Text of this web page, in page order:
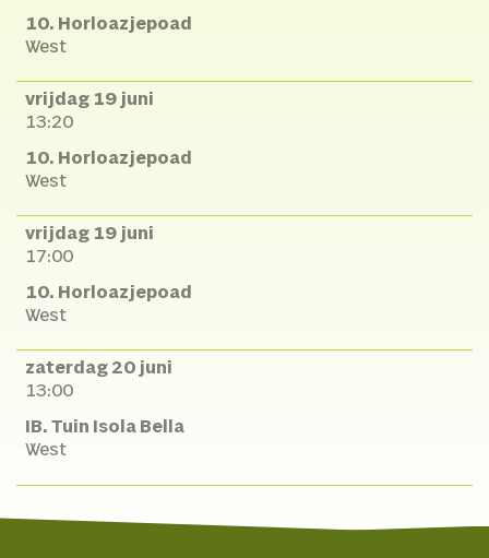
10. Horloazjepoad
West
vrijdag 19 juni
13:20
10. Horloazjepoad
West
vrijdag 19 juni
17:00
10. Horloazjepoad
West
zaterdag 20 juni
13:00
IB. Tuin Isola Bella
West